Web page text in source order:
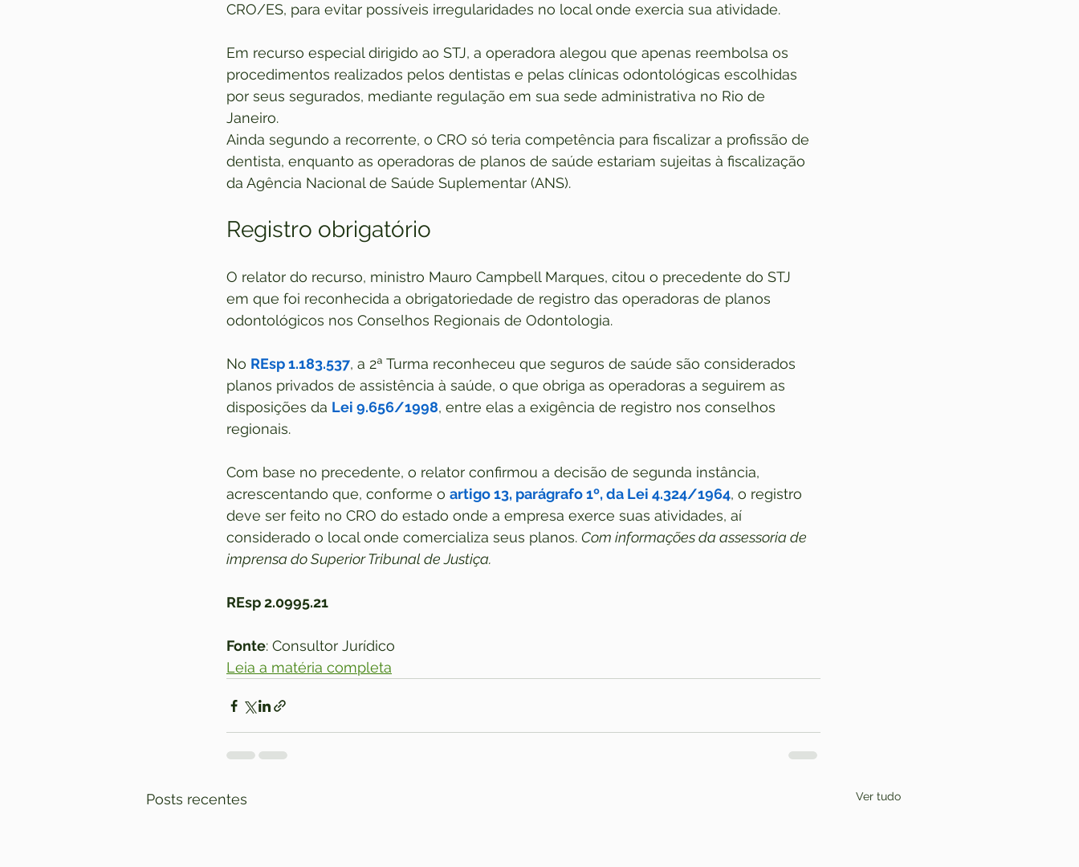
CRO/ES, para evitar possíveis irregularidades no local onde exercia sua atividade.
Em recurso especial dirigido ao STJ, a operadora alegou que apenas reembolsa os
procedimentos realizados pelos dentistas e pelas clínicas odontológicas escolhidas
por seus segurados, mediante regulação em sua sede administrativa no Rio de
Janeiro.
Ainda segundo a recorrente, o CRO só teria competência para fiscalizar a profissão de
dentista, enquanto as operadoras de planos de saúde estariam sujeitas à fiscalização
da Agência Nacional de Saúde Suplementar (ANS).
Registro obrigatório
O relator do recurso, ministro Mauro Campbell Marques, citou o precedente do STJ
em que foi reconhecida a obrigatoriedade de registro das operadoras de planos
odontológicos nos Conselhos Regionais de Odontologia.
No REsp 1.183.537, a 2ª Turma reconheceu que seguros de saúde são considerados
planos privados de assistência à saúde, o que obriga as operadoras a seguirem as
disposições da Lei 9.656/1998, entre elas a exigência de registro nos conselhos
regionais.
Com base no precedente, o relator confirmou a decisão de segunda instância,
acrescentando que, conforme o artigo 13, parágrafo 1º, da Lei 4.324/1964, o registro
deve ser feito no CRO do estado onde a empresa exerce suas atividades, aí
considerado o local onde comercializa seus planos. Com informações da assessoria de
imprensa do Superior Tribunal de Justiça.
REsp 2.0995.21
Fonte: Consultor Jurídico
Leia a matéria completa
Posts recentes Ver tudo